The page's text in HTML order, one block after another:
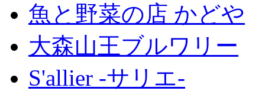
魚と野菜の店 かどや
大森山王ブルワリー
S'allier -サリエ-